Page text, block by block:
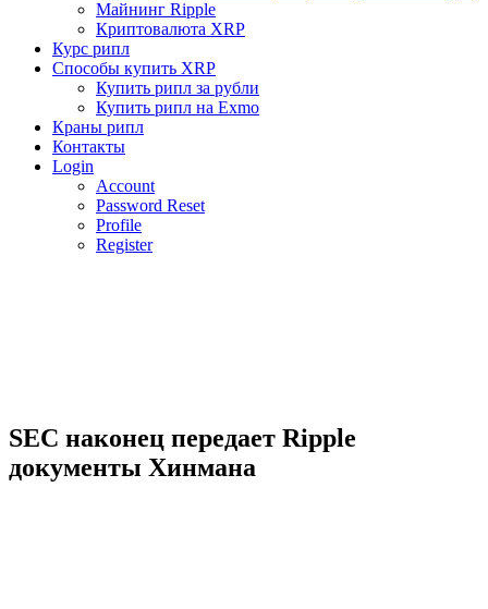
Майнинг Ripple
Криптовалюта XRP
Курс рипл
Способы купить XRP
Купить рипл за рубли
Купить рипл на Exmo
Краны рипл
Контакты
Login
Account
Password Reset
Profile
Register
SEC наконец передает Ripple
документы Хинмана